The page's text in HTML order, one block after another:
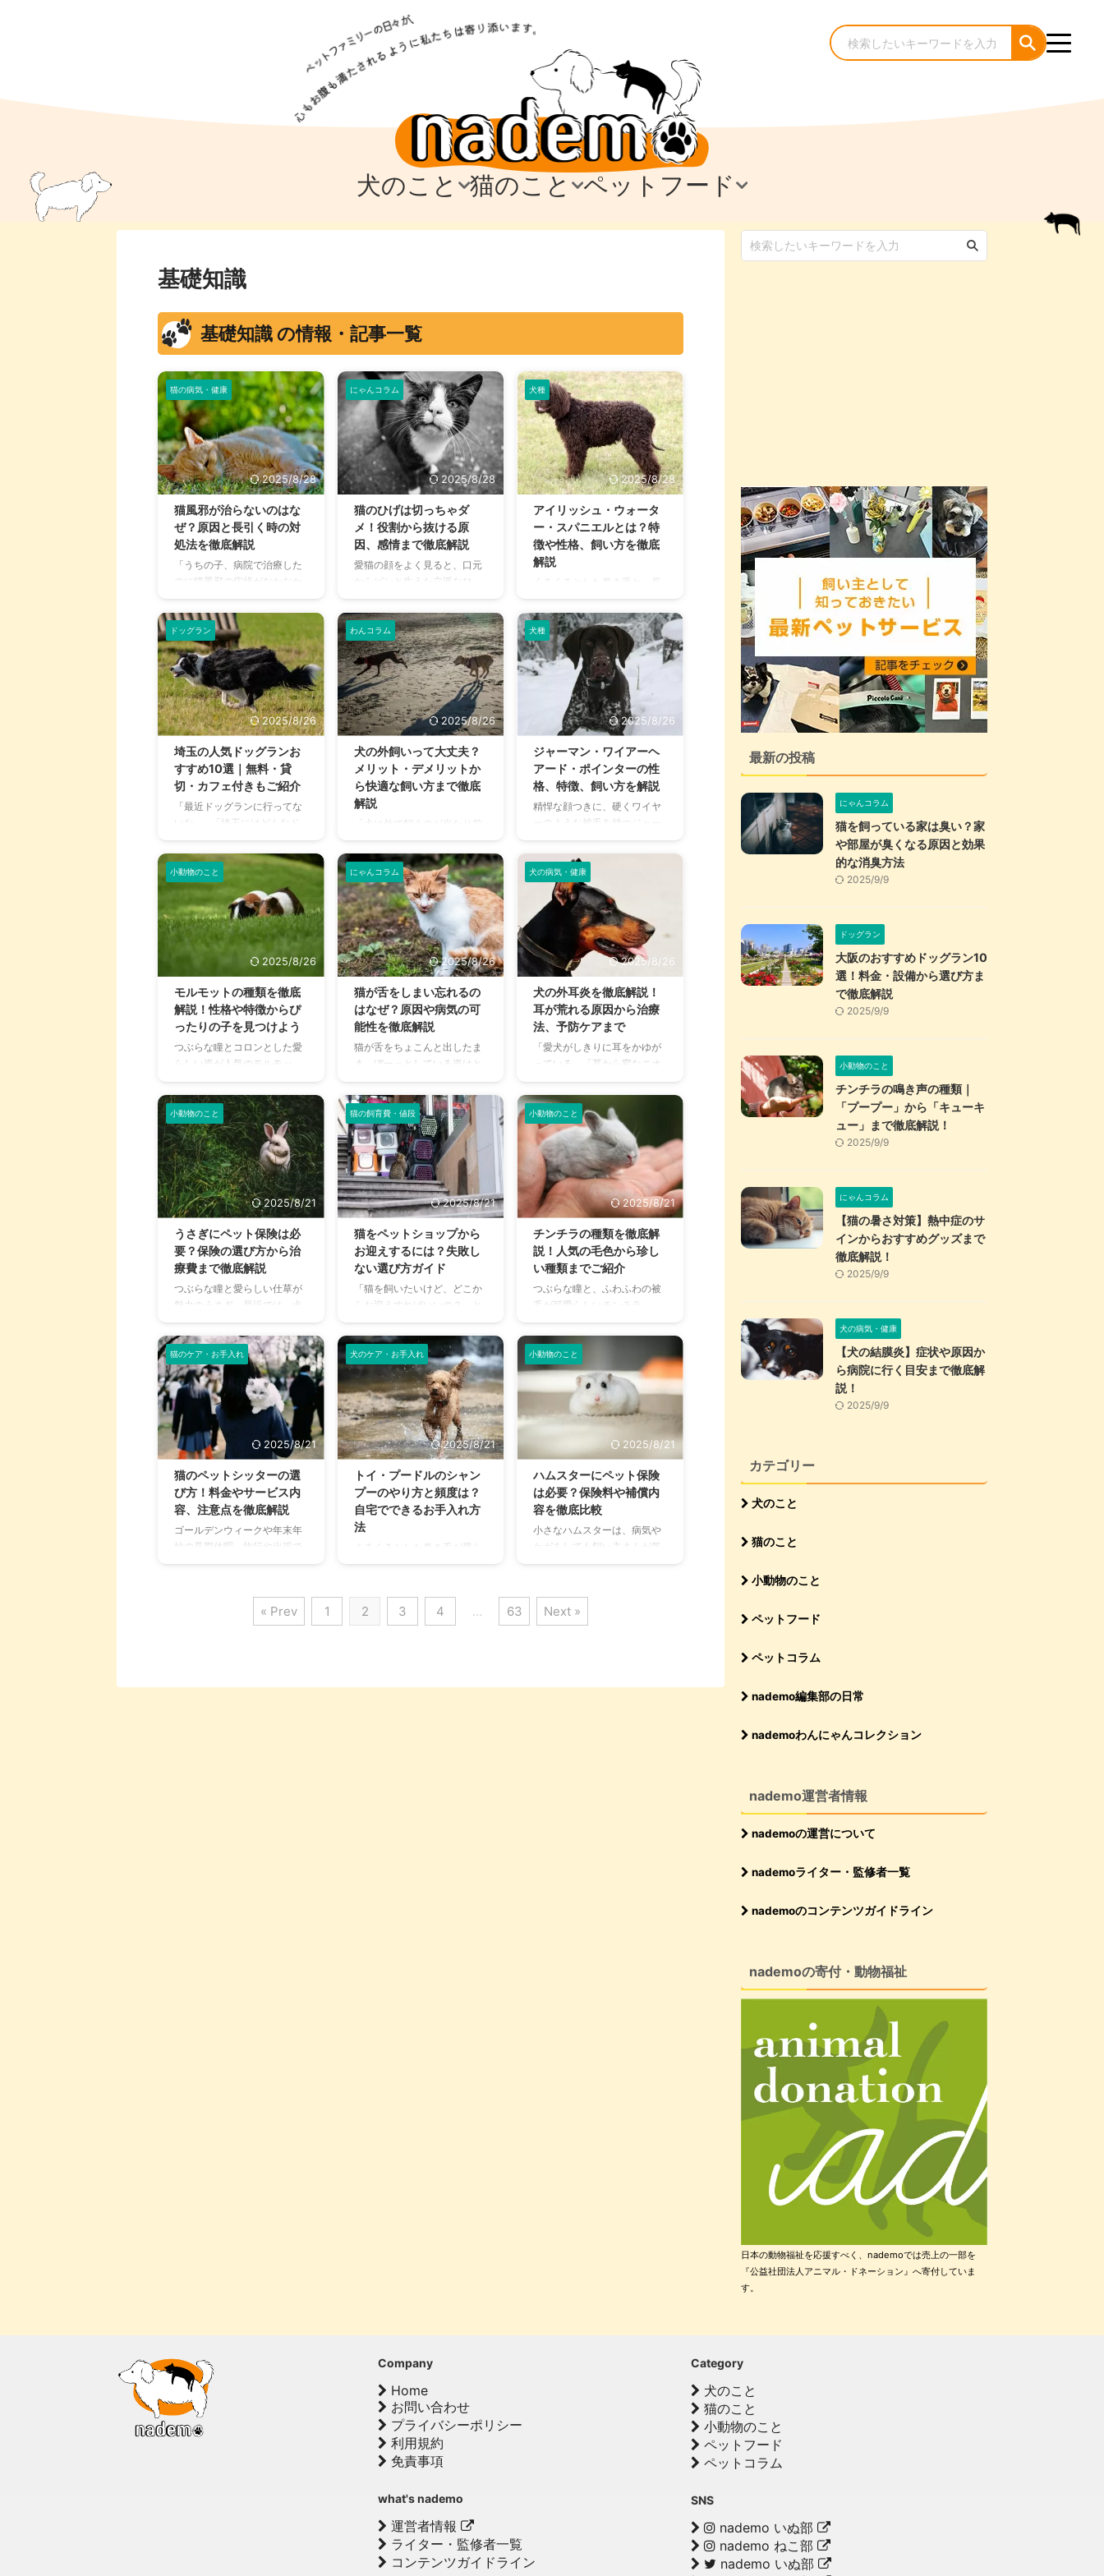
犬のこと
犬のこと
犬のケア・お手入れ
犬のしつけ
猫のこと
猫のこと
猫のケア・お手入れ
猫のしつけ
ペットフード
ペットフード
基礎知識
基礎知識 の情報・記事一覧
猫の病気・健康
2025/8/28
猫風邪が治らないのはな
ぜ？原因と長引く時の対
処法を徹底解説
「うちの子、病院で治療した
のに猫風邪の症状がなかなか
治らない…」「何度もくしゃ
みや鼻水が出るけど、これっ
て本当に猫風邪？」 愛猫が猫
風邪にかかり、症状が長引い
たり再発を繰り返したりする
と、飼い主さんはとても心配
になりますよね。 猫風邪は、
適切な治療を行えば比較的早
く回復しますが、慢性化して
しまうケースも少なくありま
せん。 この記事では、猫風邪
が長引く原因と、自宅ででき
るケア方法、そして病院での
治療法を詳しく解説します。
イルスなどによる慢性化や免
疫力低 ...
にゃんコラム
2025/8/28
猫のひげは切っちゃダ
メ！役割から抜ける原
因、感情まで徹底解説
愛猫の顔をよく見ると、口元
からピンと生えた立派なひ
げ。ただの飾りだと思ってい
ませんか？ 実は、猫のひげ
は、彼らが安全に暮らすため
に欠かせない、非常に重要な
役割を担う器官です。もし、
猫のひげを切ってしまったら
どうなるのでしょうか？ この
記事では、猫のひげの知られ
ざる役割から、抜ける原因、
ひげから読み取れる猫の感情
まで、猫のひげに関する疑問
をすべて解決していきます。
この記事の結論 猫のひげは重
要な感覚器であり、障害物の
に強いストレスを与えるた
め、絶対にカ ...
犬種
2025/8/28
アイリッシュ・ウォータ
ー・スパニエルとは？特
徴や性格、飼い方を徹底
解説
くるくるとした巻き毛と、長
いマズル、そして知的な瞳が
印象的なアイリッシュ・ウォ
ーター・スパニエル。 日本で
はあまり見かけない珍しい犬
種のため、「どんな犬なんだ
ろう？」「飼うのは難し
い？」と疑問に思う方も多い
のではないでしょうか。 この
記事では、アイリッシュ・ウ
ォーター・スパニエルのユニ
ークな魅力や飼い方のポイン
トを詳しく解説します。この
記事を読めば、この犬種のこ
とがもっとよくわかるはずで
ルは知的で忠実な性格であ
り、十分な運動としつけが必
要 抜け毛は少 ...
ドッグラン
2025/8/26
埼玉の人気ドッグランお
すすめ10選｜無料・貸
切・カフェ付きもご紹介
「最近ドッグランに行ってな
いな…」「埼玉にはどんなド
ッグランがあるんだろう？」
愛犬の運動不足解消や、スト
レス発散のために、ドッグラ
ンを探している飼い主さんは
多いのではないでしょうか。
しかし、いざ探してみると、
たくさんの施設があってどこ
を選べばいいか迷ってしまい
ますよね。 この記事では、埼
玉県内で特に人気の高いおす
すめのドッグランを厳選して
ご紹介します。愛犬と飼い主
さんが笑顔になれるような、
素敵なドッグランを見つける
の記事の結論 埼玉には無料か
ら有料まで多様なドッグラン
があり、 ...
わんコラム
2025/8/26
犬の外飼いって大丈夫？
メリット・デメリットか
ら快適な飼い方まで徹底
解説
「犬は外で飼うのが当たり前
でしょ？」 「外飼いは可哀そ
うって本当？」 犬を外で飼う
ことについて、さまざまな意
見があるのをご存知でしょう
か。かつては一般的だった外
飼いも、現在では飼い主さん
のライフスタイルや住宅事
情、さらには犬の犬種や性格
によって、適しているかどう
かが変わってきています。 こ
の記事では、犬を外で飼うこ
とのメリット・デメリットを
客観的に比較し、快適で安全
な飼育環境の整え方、さらに
てを詳しく解説していきま
す。 この記事の結論 犬の外飼
いは運動不 ...
犬種
2025/8/26
ジャーマン・ワイアーヘ
アード・ポインターの性
格、特徴、飼い方を解説
精悍な顔つきに、硬くワイヤ
ーのような被毛を持つジャー
マン・ワイアーヘアード・ポ
インター。日本ではまだあま
り知られていない犬種です
が、ドイツ原産の優れた猟犬
として、海外では高い人気を
誇ります。 その知的で忠実な
性格と、エネルギッシュな一
面を併せ持つこの犬種を家族
に迎えたいと考えている方も
いるのではないでしょうか。
この記事では、ジャーマン・
ワイアーヘアード・ポインタ
ーの魅力から、飼い方のポイ
ント、注意すべき病気までを
の結論 知的で忠実な性格のた
め、子犬期からの継続的なし
つけが重要 ...
小動物のこと
2025/8/26
モルモットの種類を徹底
解説！性格や特徴からぴ
ったりの子を見つけよう
つぶらな瞳とコロンとした愛
らしい姿が人気のモルモッ
ト。「モルモット」と一言で
言っても、実はさまざまな品
種がいることをご存知でしょ
うか。 毛の長さや色、毛並
み、そして性格も品種によっ
てさまざまです。どの品種を
家族に迎えるか迷っている方
や、すでにモルモットを飼っ
ている方も、この記事を読め
ば新しい発見があるかもしれ
ません。 この記事では、モル
モットの主な品種を、それぞ
れの特徴や飼育のコツと共に
詳しくご紹介します。 この記
ざまな品種が存在する 短毛種
は飼育が容 ...
にゃんコラム
2025/8/26
猫が舌をしまい忘れるの
はなぜ？原因や病気の可
能性を徹底解説
猫が舌をちょこんと出したま
ま、ぼーっとしている姿はと
ても愛らしく、つい写真に収
めたくなりますよね。この行
動は「舌しまい忘れ」と呼ば
れ、猫を飼っている方なら一
度は見たことがあるのではな
いでしょうか。 しかし、この
可愛らしい行動の裏には、さ
まざまな理由が隠されている
ことをご存知でしょうか。 こ
の記事では、猫が舌をしまい
忘れる原因から、単なる癖な
のか、それとも病気のサイン
なのかを見分ける方法を分か
りやすく解説します。 この記
いる時の癖であることが多い
歯周病 ...
犬の病気・健康
2025/8/26
犬の外耳炎を徹底解説！
耳が荒れる原因から治療
法、予防ケアまで
「愛犬がしきりに耳をかゆが
っている」「耳から変なニオ
イがする」…もし、愛犬にそ
のようなサインが見られた
ら、それは外耳炎のサインか
もしれません。 犬の外耳炎
は、多くの犬が一度は経験す
ると言われるほど、非常に身
近な病気です。しかし、放置
してしまうと症状が悪化し、
重い病気につながることもあ
ります。 この記事では、犬の
外耳炎の原因や症状、治療
法、そしてご家庭でできる予
防ケアまで、飼い主さんが知
っておくべき情報を網羅的に
めの知識を身につけ、外耳炎
の早期発見・早期 ...
小動物のこと
2025/8/21
うさぎにペット保険は必
要？保険の選び方から治
療費まで徹底解説
つぶらな瞳と愛らしい仕草が
魅力のうさぎ。最近では、犬
や猫に次ぐ人気のペットとし
て、多くの家庭で愛されてい
ます。 しかし、「もしもうさ
ぎが病気やケガをしてしまっ
たら…」と不安に感じる方も
いるのではないでしょうか。
うさぎは、体調を崩しても気
づきにくい動物であり、いざ
という時に高額な治療費がか
かることも少なくありませ
ん。 この記事では、そんな
「もしも」の時に備えるペッ
ト保険について、必要性から
選び方、メリット・デメリッ
猫の飼育費・値段
2025/8/21
猫をペットショップから
お迎えするには？失敗し
ない選び方ガイド
「猫を飼いたいけど、どこか
らお迎えすればいいの？」と
悩んでいる方は多いのではな
いでしょうか。 猫を家族に迎
える方法はさまざまですが、
ペットショップは、実際に猫
と触れ合い、気軽に相談でき
る身近な場所として人気があ
ります。しかし、「ペットシ
ョップで猫を買うのは良くな
い」といった意見もあり、迷
っている方もいるかもしれま
せん。 この記事では、ペット
ショップで猫をお迎えするメ
リットとデメリット、後悔し
ないための選び方、健康な子
を網羅的に解 ...
小動物のこと
2025/8/21
チンチラの種類を徹底解
説！人気の毛色から珍し
い種類までご紹介
つぶらな瞳と、ふわふわの被
毛が可愛らしいチンチラ。
「小動物を飼いたいけど、ど
んな種類がいるんだろう？」
と思っている方もいるのでは
ないでしょうか。チンチラ
は、毛色や被毛の質によって
さまざまな種類がおり、それ
ぞれに異なる魅力を持ってい
ます。 この記事では、スタン
ダードなチンチラから、人気
の高い種類、そして希少な毛
色のチンチラまで、それぞれ
の特徴や性格、飼育のポイン
トを詳しくご紹介します。 こ
れからチンチラを家族として
の新しい一面を発 ...
猫のケア・お手入れ
2025/8/21
猫のペットシッターの選
び方！料金やサービス内
容、注意点を徹底解説
ゴールデンウィークや年末年
始の長期休暇、旅行や出張で
家を空ける時、大切な愛猫を
多いのではないでしょうか。
猫は環境の変化に敏感なた
め、ペットホテルに預けるよ
犬のケア・お手入れ
2025/8/21
トイ・プードルのシャン
プーのやり方と頻度は？
自宅でできるお手入れ方
法
くるくるとした巻き毛が愛ら
しいトイ・プードル。その美
ブラッシングと定期的なシャ
ンプーが欠かせません。 しか
し、「トイ・プードルのシャ
小動物のこと
2025/8/21
ハムスターにペット保険
は必要？保険料や補償内
容を徹底比較
小さなハムスターは、病気や
ケガをしても飼い主さんが気
づきにくいことが多く、いざ
な診療費に驚くことも少なく
ありません。 しかし、犬や猫
と比べてハムスターのペット
« Prev 1 2 3 4 … 63 Next »
最新の投稿
にゃんコラム
猫を飼っている家は臭い？家
や部屋が臭くなる原因と効果
的な消臭方法
2025/9/9
ドッグラン
大阪のおすすめドッグラン10
選！料金・設備から選び方ま
で徹底解説
2025/9/9
小動物のこと
チンチラの鳴き声の種類｜
「プープー」から「キューキ
ュー」まで徹底解説！
2025/9/9
にゃんコラム
【猫の暑さ対策】熱中症のサ
インからおすすめグッズまで
徹底解説！
2025/9/9
犬の病気・健康
【犬の結膜炎】症状や原因か
ら病院に行く目安まで徹底解
説！
2025/9/9
カテゴリー
犬のこと
猫のこと
小動物のこと
ペットフード
ペットコラム
nademo編集部の日常
nademoわんにゃんコレクション
nademo運営者情報
nademoの運営について
nademoライター・監修者一覧
nademoのコンテンツガイドライン
nademoの寄付・動物福祉
日本の動物福祉を応援すべく、nademoでは売上の一部を
『公益社団法人アニマル・ドネーション』へ寄付していま
す。
Company
Home
お問い合わせ
プライバシーポリシー
利用規約
免責事項
what's nademo
運営者情報
ライター・監修者一覧
コンテンツガイドライン
Category
犬のこと
猫のこと
小動物のこと
ペットフード
ペットコラム
SNS
nademo いぬ部
nademo ねこ部
nademo いぬ部